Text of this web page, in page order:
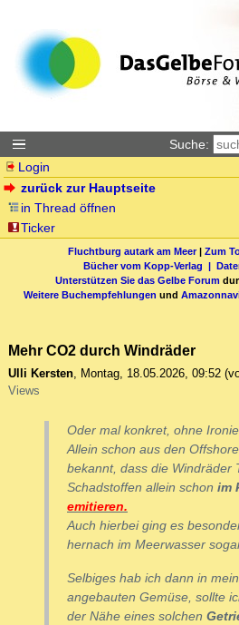
Suche:
Login
zurück zur Hauptseite
in Thread öffnen
Ticker
Fluchtburg autark am Meer| Zum
Bücher vom Kopp-Verlag |
Unterstützen Sie das Gelbe Forum
Weitere Buchempfehlungen und
Mehr CO2 durch Windräder
Ulli Kersten, Montag, 18.05.2026, 09:52
Views
Oder mal konkret, ohne
Allein schon aus den
bekannt, dass die Windräder
Schadstoffen allein schon im
emitieren.
Auch hierbei ging es
hernach im Meerwasser
Selbiges hab ich dann in
angebauten Gemüse, sollte
der Nähe eines solchen